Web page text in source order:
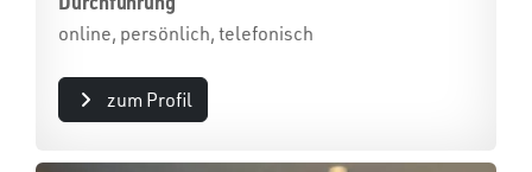
online, persönlich, telefonisch
zum Profil